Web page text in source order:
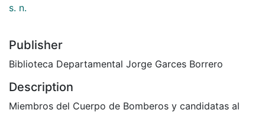
s. n.
Publisher
Biblioteca Departamental Jorge Garces Borrero
Description
Miembros del Cuerpo de Bomberos y candidatas al